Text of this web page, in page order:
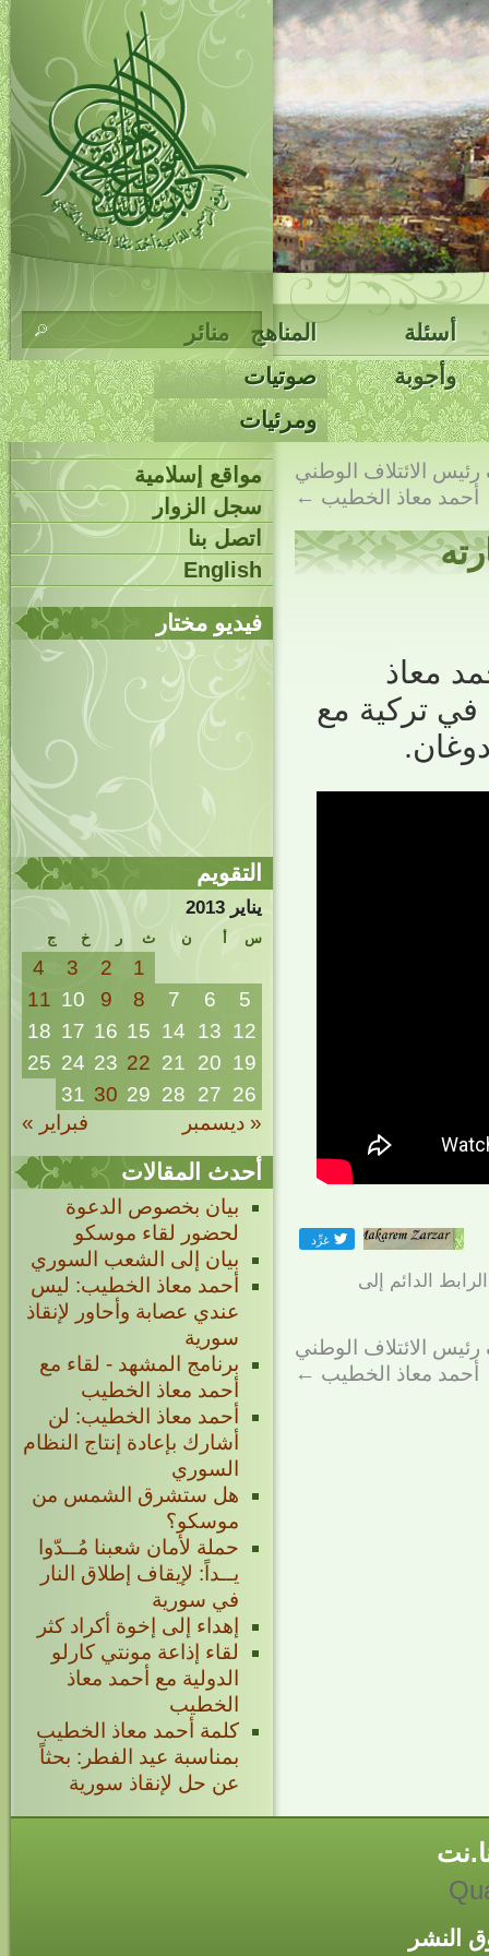
أسئلة
وأجوبة
المناهج
منائر
صوتيات
ومرئيات
الائتلاف الوطني
أحمد معاذ الخطيب ←
معاذ
في تركية مع
الرابط الدائم إلى
الائتلاف الوطني
أحمد معاذ الخطيب ←
مواقع إسلامية
سجل الزوار
اتصل بنا
English
فيديو مختار
التقويم
يناير 2013
س أ ن ث ر خ ج
« ديسمبر فبراير »
1
2
3
4
5
6
7
8
9
10
11
12
13
14
15
16
17
18
19
20
21
22
23
24
25
26
27
28
29
30
31
أحدث المقالات
بيان بخصوص الدعوة
لحضور لقاء موسكو
بيان إلى الشعب السوري
أحمد معاذ الخطيب: ليس
عندي عصابة وأحاور لإنقاذ
سورية
برنامج المشهد - لقاء مع
أحمد معاذ الخطيب
أحمد معاذ الخطيب: لن
أشارك بإعادة إنتاج النظام
السوري
هل ستشرق الشمس من
موسكو؟
حملة لأمان شعبنا مُــدّوا
يــداً: لإيقاف إطلاق النار
في سورية
إهداء إلى إخوة أكراد كثر
لقاء إذاعة مونتي كارلو
الدولية مع أحمد معاذ
الخطيب
كلمة أحمد معاذ الخطيب
بمناسبة عيد الفطر: بحثاً
عن حل لإنقاذ سورية
النشر